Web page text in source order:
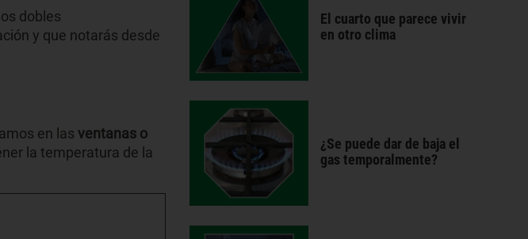
dobles
y que notarás desde
en las ventanas o
la temperatura de la
El cuarto que parece vivir
en otro clima
¿Se puede dar de baja el
gas temporalmente?